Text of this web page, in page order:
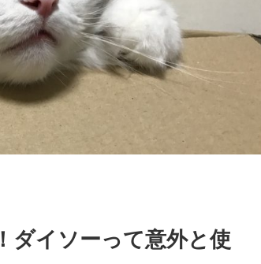
ダイソーって意外と使